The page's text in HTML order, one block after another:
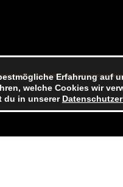
Erfahrung auf
welche Cookies wir
du in unserer